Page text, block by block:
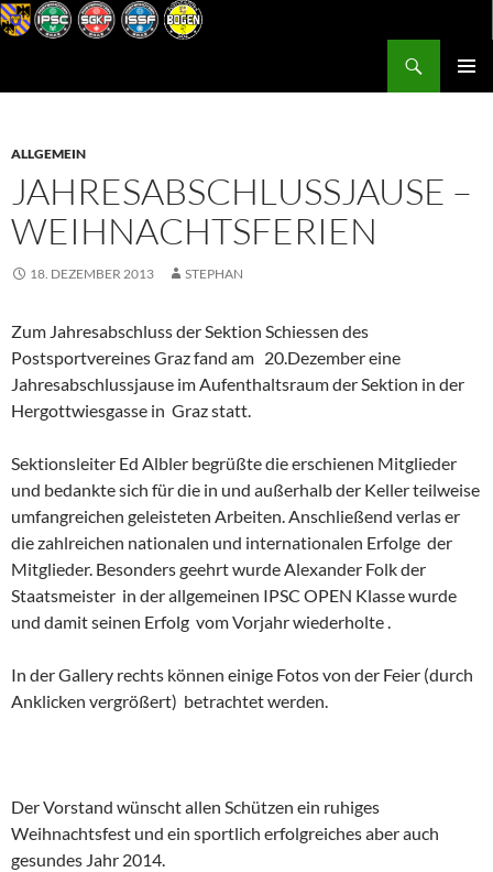
Zum
Inhalt
ALLGEMEIN
JAHRESABSCHLUSSJAUSE –
WEIHNACHTSFERIEN
18. DEZEMBER 2013 STEPHAN
Zum Jahresabschluss der Sektion Schiessen des
Postsportvereines Graz fand am 20.Dezember eine
Jahresabschlussjause im Aufenthaltsraum der Sektion in der
Hergottwiesgasse in Graz statt.
Sektionsleiter Ed Albler begrüßte die erschienen Mitglieder
und bedankte sich für die in und außerhalb der Keller teilweise
umfangreichen geleisteten Arbeiten. Anschließend verlas er
die zahlreichen nationalen und internationalen Erfolge der
Mitglieder. Besonders geehrt wurde Alexander Folk der
Staatsmeister in der allgemeinen IPSC OPEN Klasse wurde
und damit seinen Erfolg vom Vorjahr wiederholte .
In der Gallery rechts können einige Fotos von der Feier (durch
Anklicken vergrößert) betrachtet werden.
Der Vorstand wünscht allen Schützen ein ruhiges
Weihnachtsfest und ein sportlich erfolgreiches aber auch
gesundes Jahr 2014.